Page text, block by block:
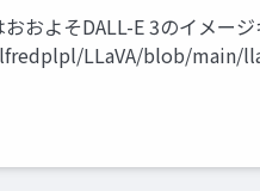
およそDALL-E 3のイメー
LLaVA/blob/main/